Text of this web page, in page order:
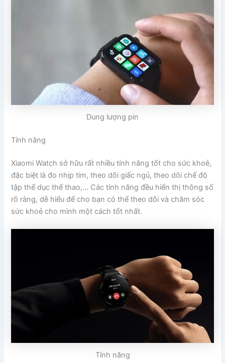
Dung lượng pin
Tính năng
Xiaomi Watch sở hữu rất nhiều tính năng tốt cho sức khoẻ,
đặc biệt là đo nhịp tim, theo dõi giấc ngủ, theo dõi chế độ
tập thể dục thể thao,… Các tính năng đều hiển thị thông số
rõ ràng, dễ hiểu để cho bạn có thể theo dõi và chăm sóc
sức khoẻ cho mình một cách tốt nhất.
Tính năng